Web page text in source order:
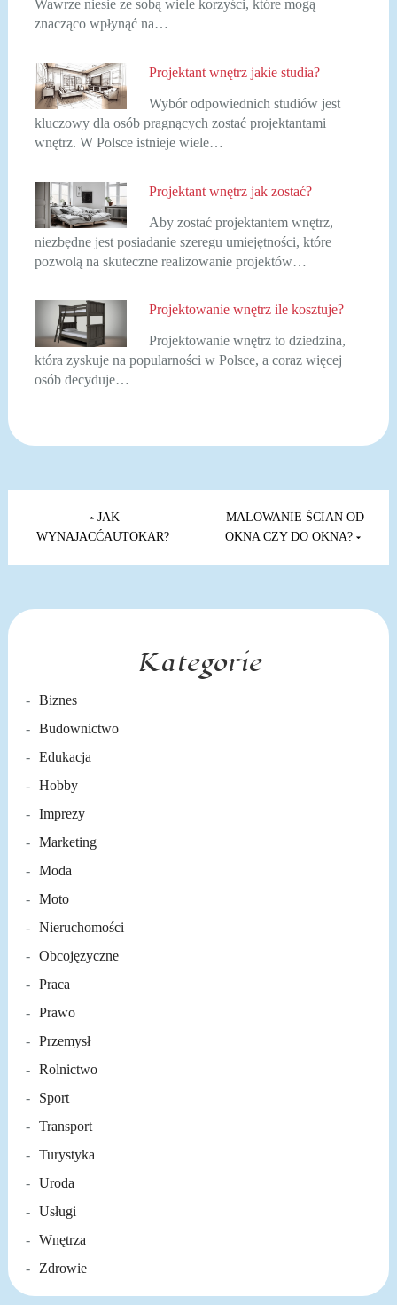
Wawrze niesie ze sobą wiele korzyści, które mogą
znacząco wpłynąć na…
Projektant wnętrz jakie studia?
Wybór odpowiednich studiów jest
kluczowy dla osób pragnących zostać projektantami
wnętrz. W Polsce istnieje wiele…
Projektant wnętrz jak zostać?
Aby zostać projektantem wnętrz,
niezbędne jest posiadanie szeregu umiejętności, które
pozwolą na skuteczne realizowanie projektów…
Projektowanie wnętrz ile kosztuje?
Projektowanie wnętrz to dziedzina,
która zyskuje na popularności w Polsce, a coraz więcej
osób decyduje…
Nawigacja
wpisu
JAK
WYNAJACĆAUTOKAR?
MALOWANIE ŚCIAN OD
OKNA CZY DO OKNA?
Kategorie
Biznes
Budownictwo
Edukacja
Hobby
Imprezy
Marketing
Moda
Moto
Nieruchomości
Obcojęzyczne
Praca
Prawo
Przemysł
Rolnictwo
Sport
Transport
Turystyka
Uroda
Usługi
Wnętrza
Zdrowie